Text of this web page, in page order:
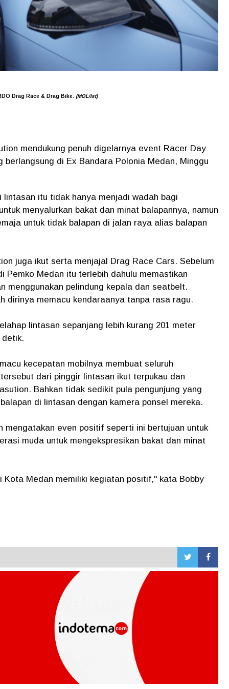
Drag Race & Drag Bike. (MOL/Ist)
mendukung penuh digelarnya event Racer Day
di Ex Bandara Polonia Medan, Minggu
itu tidak hanya menjadi wadah bagi
menyalurkan bakat dan minat balapannya, namun
untuk tidak balapan di jalan raya alias balapan
juga ikut serta menjajal Drag Race Cars. Sebelum
Pemko Medan itu terlebih dahulu memastikan
menggunakan pelindung kepala dan seatbelt.
dirinya memacu kendaraanya tanpa rasa ragu.
lintasan sepanjang lebih kurang 201 meter
detik.
kecepatan mobilnya membuat seluruh
dari pinggir lintasan ikut terpukau dan
Bahkan tidak sedikit pula pengunjung yang
di lintasan dengan kamera ponsel mereka.
mengatakan even positif seperti ini bertujuan untuk
muda untuk mengekspresikan bakat dan minat
Medan memiliki kegiatan positif," kata Bobby